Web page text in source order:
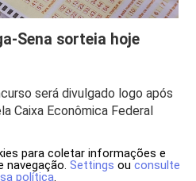
Sena sorteia hoje
será divulgado logo após
Caixa Econômica Federal
para coletar informações e
navegação. Settings ou consulte
política.